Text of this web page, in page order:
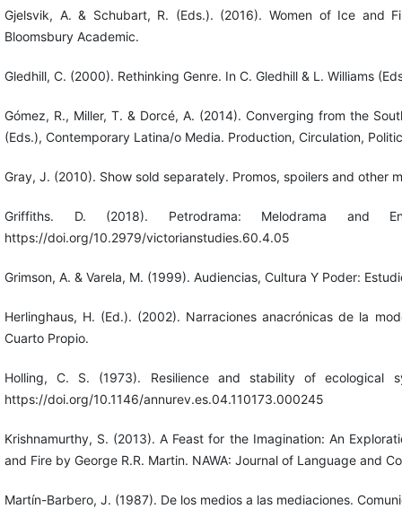
Gjelsvik, A. & Schubart, R. (Eds.). (2016). Women of Ice and
Bloomsbury Academic.
Gledhill, C. (2000). Rethinking Genre. In C. Gledhill & L. Williams
Gómez, R., Miller, T. & Dorcé, A. (2014). Converging from the
(Eds.), Contemporary Latina/o Media. Production, Circulation,
Gray, J. (2010). Show sold separately. Promos, spoilers and other
Griffiths. D. (2018). Petrodrama: Melodrama and
https://doi.org/10.2979/victorianstudies.60.4.05
Grimson, A. & Varela, M. (1999). Audiencias, Cultura Y Poder:
Herlinghaus, H. (Ed.). (2002). Narraciones anacrónicas de la
Cuarto Propio.
Holling, C. S. (1973). Resilience and stability of ecological
https://doi.org/10.1146/annurev.es.04.110173.000245
Krishnamurthy, S. (2013). A Feast for the Imagination: An
and Fire by George R.R. Martin. NAWA: Journal of Language and
Martín-Barbero, J. (1987). De los medios a las mediaciones.